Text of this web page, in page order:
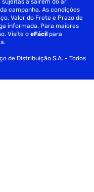
a saírem do ar
campanha. As condições
Valor do Frete e Prazo de
informada. Para maiores
Visite oeFácil para
de Distribuição S.A. - Todos